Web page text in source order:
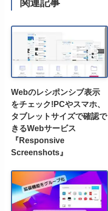
関連記事
Webのレシポンシブ表示
をチェック!PCやスマホ、
タブレットサイズで確認で
きるWebサービス
『Responsive
Screenshots』